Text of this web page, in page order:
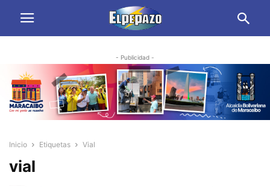
- Publicidad -
Inicio Etiquetas Vial
vial